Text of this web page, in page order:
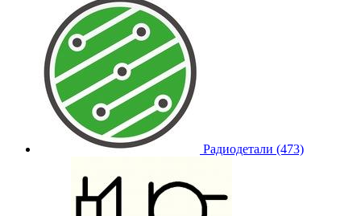
Радиодетали (473)